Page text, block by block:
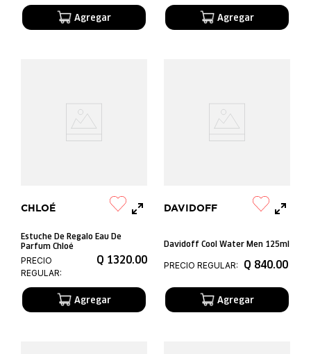
CHLOÉ
Estuche De Regalo Eau De
Parfum Chloé
PRECIO
REGULAR:
Q 1320.00
DAVIDOFF
Davidoff Cool Water Men 125ml
PRECIO REGULAR: Q 840.00